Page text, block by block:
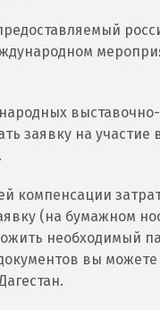
заявку на
компенсации
(на бумажном
необходимый
вы можете